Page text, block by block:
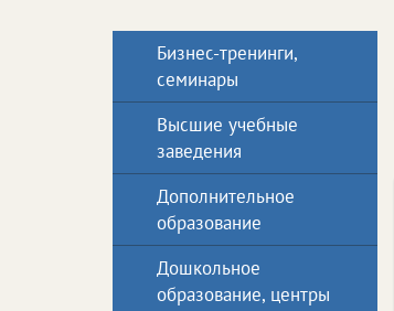
Бизнес-тренинги,
семинары
Высшие учебные
заведения
Дополнительное
образование
Дошкольное
образование, центры